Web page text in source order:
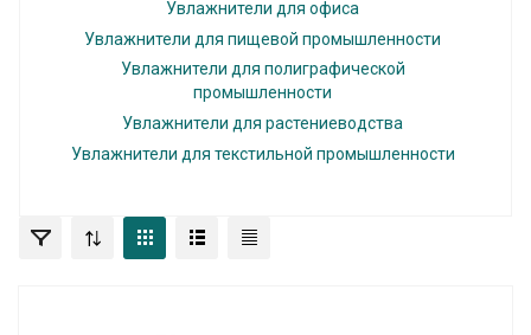
Увлажнители для офиса
Увлажнители для пищевой промышленности
Увлажнители для полиграфической
промышленности
Увлажнители для растениеводства
Увлажнители для текстильной промышленности